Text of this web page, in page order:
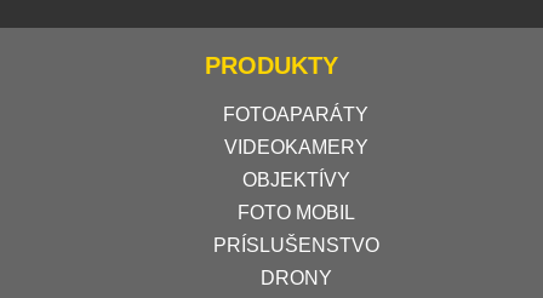
PRODUKTY
FOTOAPARÁTY
VIDEOKAMERY
OBJEKTÍVY
FOTO MOBIL
PRÍSLUŠENSTVO
DRONY